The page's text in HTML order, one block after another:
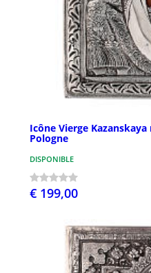
Icône Vierge
Pologne
DISPONIBLE
€ 199,00